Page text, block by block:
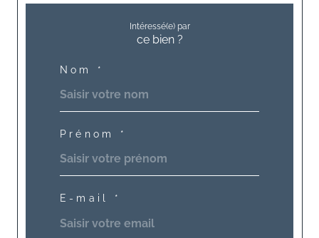
Intéressé(e) par
ce bien ?
Nom *
Prénom *
E-mail *